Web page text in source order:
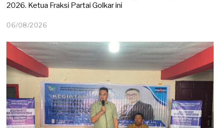
2026. Ketua Fraksi Partai Golkar ini
06/08/2026
/
0
/
2
0
2
6